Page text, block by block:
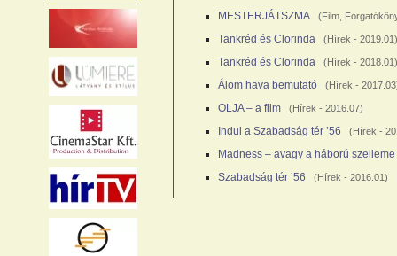
MESTERJÁTSZMA
(Film
Tankréd és Clorinda (Hírek - 2019.01)
Tankréd és Clorinda (Hírek - 2018.01)
Álom hava bemutató (Hírek -
OLJA – a film (Hírek - 2016.07)
Indul a Szabadság tér ’56 (Hírek -
Madness – avagy a háború szelleme
Szabadság tér ’56
(Hírek - 2016.01)